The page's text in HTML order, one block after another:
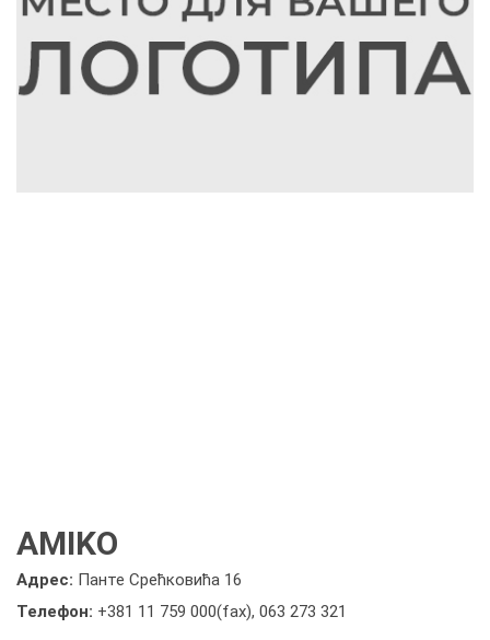
AMIKO
Адрес: Панте Срећковића 16
Телефон: +381 11 759 000(fax), 063 273 321